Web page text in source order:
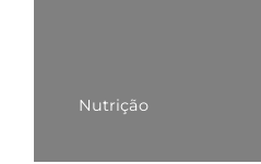
Nutrição